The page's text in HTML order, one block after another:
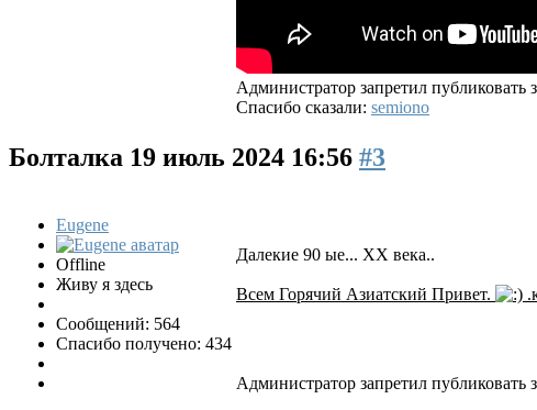
Администратор запретил публиковать
Спасибо сказали: semiono
Болталка 19 июль 2024 16:56 #3
Eugene
Offline
Живу я здесь
Сообщений: 564
Спасибо получено: 434
Далекие 90 ые... XX века..
Всем Горячий Азиатский Привет.
Администратор запретил публиковать